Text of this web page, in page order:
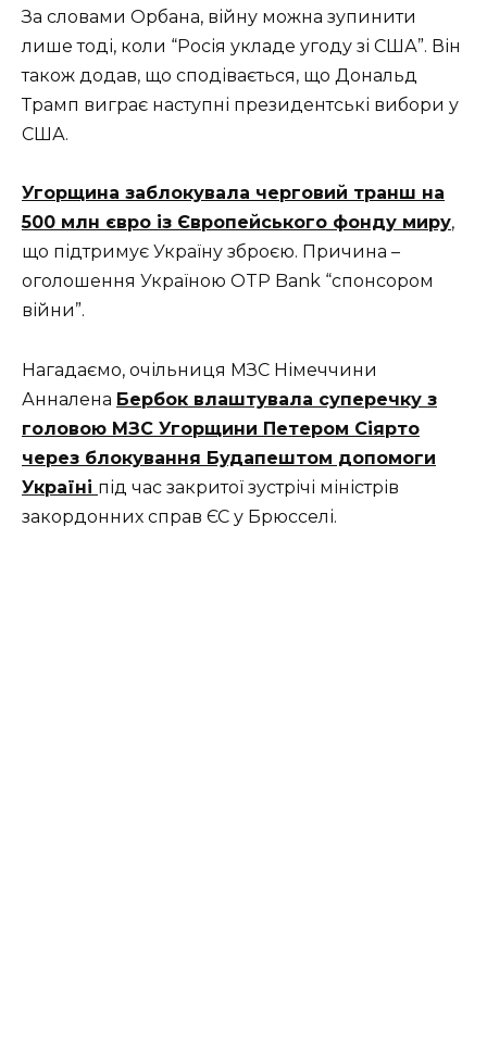
За словами Орбана, війну можна зупинити
лише тоді, коли “Росія укладе угоду зі США”. Він
також додав, що сподівається, що Дональд
Трамп виграє наступні президентські вибори у
США.
Угорщина заблокувала черговий транш на
500 млн євро із Європейського фонду миру,
що підтримує Україну зброєю. Причина –
оголошення Україною OTP Bank “спонсором
війни”.
Нагадаємо, очільниця МЗС Німеччини
Анналена Бербок влаштувала суперечку з
головою МЗС Угорщини Петером Сіярто
через блокування Будапештом допомоги
Україні під час закритої зустрічі міністрів
закордонних справ ЄС у Брюсселі.